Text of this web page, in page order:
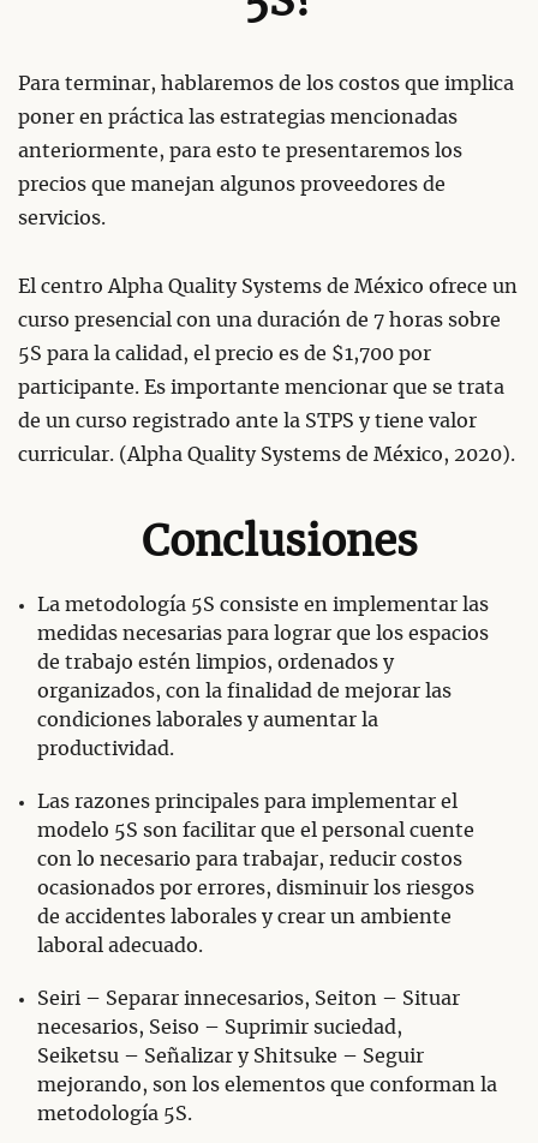
Para terminar, hablaremos de los costos que implica
poner en práctica las estrategias mencionadas
anteriormente, para esto te presentaremos los
precios que manejan algunos proveedores de
servicios.
El centro Alpha Quality Systems de México ofrece un
curso presencial con una duración de 7 horas sobre
5S para la calidad, el precio es de $1,700 por
participante. Es importante mencionar que se trata
de un curso registrado ante la STPS y tiene valor
curricular. (Alpha Quality Systems de México, 2020).
Conclusiones
La metodología 5S consiste en implementar las
medidas necesarias para lograr que los espacios
de trabajo estén limpios, ordenados y
organizados, con la finalidad de mejorar las
condiciones laborales y aumentar la
productividad.
Las razones principales para implementar el
modelo 5S son facilitar que el personal cuente
con lo necesario para trabajar, reducir costos
ocasionados por errores, disminuir los riesgos
de accidentes laborales y crear un ambiente
laboral adecuado.
Seiri – Separar innecesarios, Seiton – Situar
necesarios, Seiso – Suprimir suciedad,
Seiketsu – Señalizar y Shitsuke – Seguir
mejorando, son los elementos que conforman la
metodología 5S.